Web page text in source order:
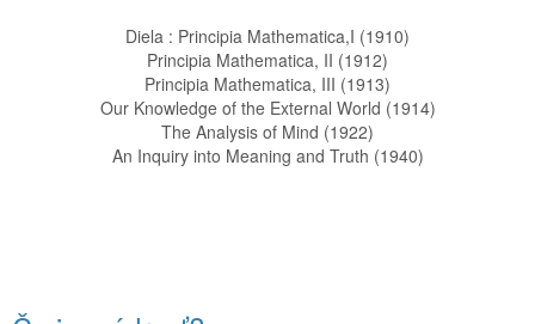
Diela : Principia Mathematica,I (1910)
Principia Mathematica, II (1912)
Principia Mathematica, III (1913)
Our Knowledge of the External World (1914)
The Analysis of Mind (1922)
An Inquiry into Meaning and Truth (1940)